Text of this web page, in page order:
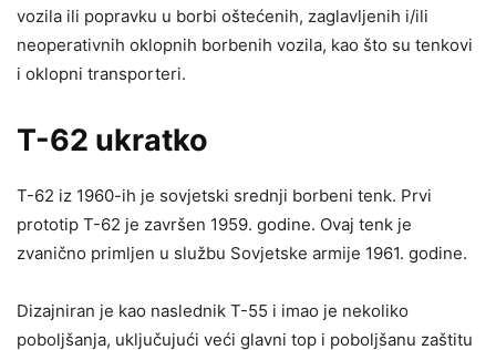
vozila ili popravku u borbi oštećenih, zaglavljenih i/ili
neoperativnih oklopnih borbenih vozila, kao što su tenkovi
i oklopni transporteri.
T-62 ukratko
T-62 iz 1960-ih je sovjetski srednji borbeni tenk. Prvi
prototip T-62 je završen 1959. godine. Ovaj tenk je
zvanično primljen u službu Sovjetske armije 1961. godine.
Dizajniran je kao naslednik T-55 i imao je nekoliko
poboljšanja, uključujući veći glavni top i poboljšanu zaštitu